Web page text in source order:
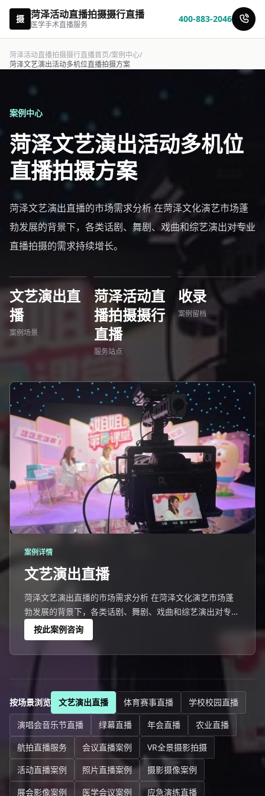
摄 菏泽活动直播拍摄摄行直播
医学手术直播服务
400-883-2046
菏泽活动直播拍摄摄行直播首页/案例中心/
菏泽文艺演出活动多机位直播拍摄方案
案例中心
菏泽文艺演出活动多机位
直播拍摄方案
菏泽文艺演出直播的市场需求分析 在菏泽文化演艺市场蓬
勃发展的背景下，各类话剧、舞剧、戏曲和综艺演出对专业
直播拍摄的需求持续增长。
文艺演出直
播
案例场景
菏泽活动直
播拍摄摄行
直播
服务站点
收录
案例留档
案例详情
文艺演出直播
菏泽文艺演出直播的市场需求分析 在菏泽文化演艺市场蓬
勃发展的背景下，各类话剧、舞剧、戏曲和综艺演出对专业
直播拍摄的需求持续增长。
按此案例咨询
按场景浏览 文艺演出直播 体育赛事直播
学校校园直播
演唱会音乐节直播
绿幕直播 年会直播
农业直播
航拍直播服务
会议直播案例
VR全景摄影拍摄
活动直播案例
照片直播案例
摄影摄像案例
展会影像案例
医学会议案例 应急演练直播